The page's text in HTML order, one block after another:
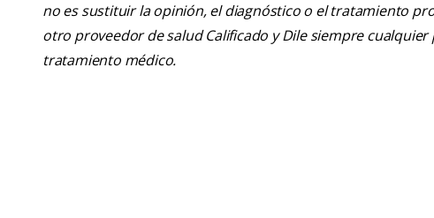
no es sustituir la opinión, el diagnóstico o el tratamiento
otro proveedor de salud Calificado y Dile siempre
tratamiento médico.